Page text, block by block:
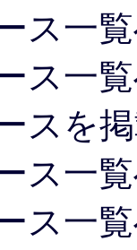
ス一
ス一
スを
ス一
ス一